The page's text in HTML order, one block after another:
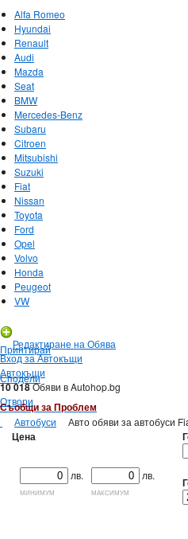
Alfa Romeo
Hyundai
Renault
Audi
Mazda
Seat
BMW
Mercedes-Benz
Subaru
Citroen
Mitsubishi
Suzuki
Fiat
Nissan
Toyota
Ford
Opel
Volvo
Honda
Peugeot
VW
Редактиране на Обява
Вход за Автокъщи
Автокъщи
10 018Обяви в Autohop.bg
Отвори
Принтирай
Сподели
Съобщи за Проблем
Автобуси Авто обяви за автобуси
Цена
лв.
минимум
лв.
максимум